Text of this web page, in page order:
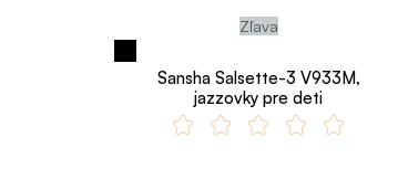
Zľava
Sansha Salsette-3 V933M,
jazzovky pre deti